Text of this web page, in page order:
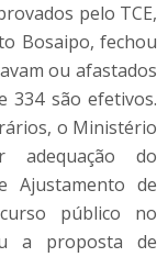
pelo TCE,
Bosaipo, fechou
ou afastados
334 são efetivos.
o Ministério
adequação do
Ajustamento de
público no
a proposta de